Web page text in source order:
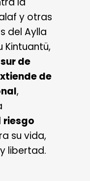
y otras
del Aylla
Kintuantü,
sur de
de
,
riesgo
su vida,
libertad.